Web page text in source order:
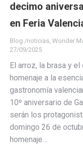
decimo
en Feria
Blog /noticias, Wonder
27/09/2025
El arroz, la brasa y
homenaje a la
gastronomía
10º aniversario de
serán los
domingo 26 de
homenaje…